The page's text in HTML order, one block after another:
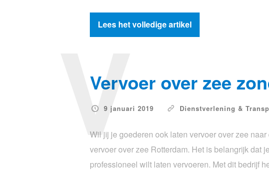
Lees het volledige artikel
Vervoer over zee
9 januari 2019 Dienstverlening &
V
Wil jij je goederen ook laten vervoer over zee
vervoer over zee Rotterdam. Het is belangrijk dat
professioneel wilt laten vervoeren. Met dit bedrijf